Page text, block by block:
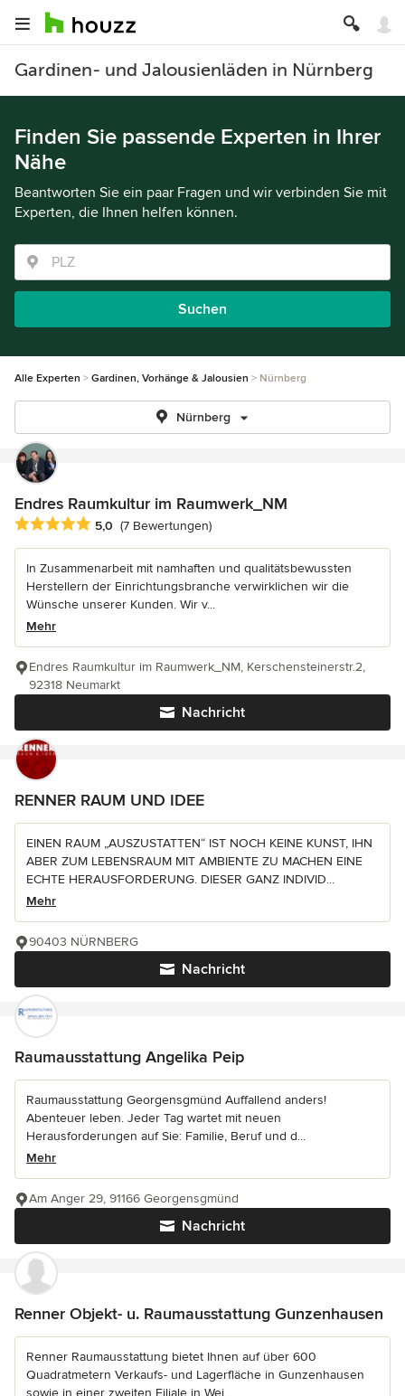
Gardinen- und Jalousienläden in Nürnberg
Finden Sie passende Experten in Ihrer
Nähe
Beantworten Sie ein paar Fragen und wir verbinden Sie mit
Experten, die Ihnen helfen können.
Suchen
Alle Experten Gardinen, Vorhänge & Jalousien Nürnberg
Nürnberg
Endres Raumkultur im Raumwerk_NM
Durchschnittliche Bewertung: 5 von 5 Sternen
5,0 (7 Bewertungen)
In Zusammenarbeit mit namhaften und qualitätsbewussten
Herstellern der Einrichtungsbranche verwirklichen wir die
Wünsche unserer Kunden. Wir v...
Mehr
Nachricht
Endres Raumkultur im Raumwerk_NM, Kerschensteinerstr.2,
92318 Neumarkt
RENNER RAUM UND IDEE
EINEN RAUM „AUSZUSTATTEN“ IST NOCH KEINE KUNST, IHN
ABER ZUM LEBENSRAUM MIT AMBIENTE ZU MACHEN EINE
ECHTE HERAUSFORDERUNG. DIESER GANZ INDIVID...
Mehr
Nachricht
90403 NÜRNBERG
Raumausstattung Angelika Peip
Raumausstattung Georgensgmünd Auffallend anders!
Abenteuer leben. Jeder Tag wartet mit neuen
Herausforderungen auf Sie: Familie, Beruf und d...
Mehr
Nachricht
Am Anger 29, 91166 Georgensgmünd
Renner Objekt- u. Raumausstattung Gunzenhausen
Renner Raumausstattung bietet Ihnen auf über 600
Quadratmetern Verkaufs- und Lagerfläche in Gunzenhausen